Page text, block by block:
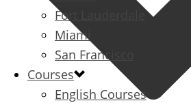
Fort Lauderdale
Miami
San Francisco
Courses
English Courses